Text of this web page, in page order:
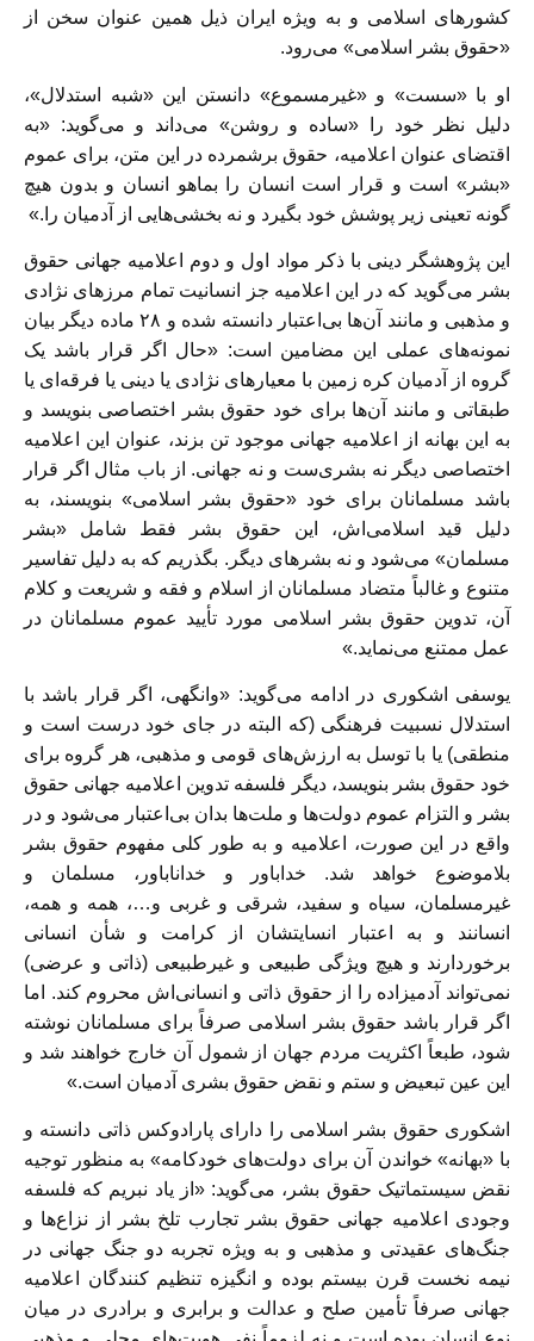
کشورهای اسلامی و به ویژه ایران ذیل همین عنوان سخن از
«حقوق بشر اسلامی» می‌رود.
او با «سست» و «غیرمسموع» دانستن این «شبه استدلال»،
دلیل نظر خود را «ساده و روشن» می‌داند و می‌گوید: «به
اقتضای عنوان اعلامیه، حقوق برشمرده در این متن، برای عموم
«بشر» است و قرار است انسان را بماهو انسان و بدون هیچ
گونه تعینی زیر پوشش خود بگیرد و نه بخشی‌هایی از آدمیان را.»
این پژوهشگر دینی با ذکر مواد اول و دوم اعلامیه جهانی حقوق
بشر می‌گوید که در این اعلامیه جز انسانیت تمام مرزهای نژادی
و مذهبی و مانند آن‌ها بی‌اعتبار دانسته شده و ۲۸ ماده دیگر بیان
نمونه‌های عملی این مضامین است: «حال اگر قرار باشد یک
گروه از آدمیان کره زمین با معیارهای نژادی یا دینی یا فرقه‌ای یا
طبقاتی و مانند آن‌ها برای خود حقوق بشر اختصاصی بنویسد و
به این بهانه از اعلامیه جهانی موجود تن بزند، عنوان این اعلامیه
اختصاصی دیگر نه بشری‌ست و نه جهانی. از باب مثال اگر قرار
باشد مسلمانان برای خود «حقوق بشر اسلامی» بنویسند، به
دلیل قید اسلامی‌اش، این حقوق بشر فقط شامل «بشر
مسلمان» می‌شود و نه بشرهای دیگر. بگذریم که به دلیل تفاسیر
متنوع و غالباً متضاد مسلمانان از اسلام و فقه و شریعت و کلام
آن، تدوین حقوق بشر اسلامی مورد تأیید عموم مسلمانان در
عمل ممتنع می‌نماید.»
یوسفی اشکوری در ادامه می‌گوید: «وانگهی، اگر قرار باشد با
استدلال نسبیت فرهنگی (که البته در جای خود درست است و
منطقی) یا با توسل به ارزش‌های قومی و مذهبی، هر گروه برای
خود حقوق بشر بنویسد، دیگر فلسفه تدوین اعلامیه جهانی حقوق
بشر و التزام عموم دولت‌ها و ملت‌ها بدان بی‌اعتبار می‌شود و در
واقع در این صورت، اعلامیه و به طور کلی مفهوم حقوق بشر
بلاموضوع خواهد شد. خداباور و خداناباور، مسلمان و
غیر‌مسلمان، سیاه و سفید، شرقی و غربی و…، همه و همه،
انسانند و به اعتبار انسایتشان از کرامت و شأن انسانی
برخوردارند و هیچ ویژگی طبیعی و غیرطبیعی (ذاتی و عرضی)
نمی‌تواند آدمیزاده را از حقوق ذاتی و انسانی‌اش محروم کند. اما
اگر قرار باشد حقوق بشر اسلامی صرفاً برای مسلمانان نوشته
شود، طبعاً اکثریت مردم جهان از شمول آن خارج خواهند شد و
این عین تبعیض و ستم و نقض حقوق بشری آدمیان است.»
اشکوری حقوق بشر اسلامی را دارای پارادوکس ذاتی دانسته و
با «بهانه» خواندن آن برای دولت‌های خودکامه» به منظور توجیه
نقض سیستماتیک حقوق بشر، می‌گوید: «از یاد نبریم که فلسفه
وجودی اعلامیه جهانی حقوق بشر تجارب تلخ بشر از نزاع‌ها و
جنگ‌های عقیدتی و مذهبی و به ویژه تجربه دو جنگ جهانی در
نیمه نخست قرن بیستم بوده و انگیزه تنظیم کنندگان اعلامیه
جهانی صرفاً تأمین صلح و عدالت و برابری و برادری در میان